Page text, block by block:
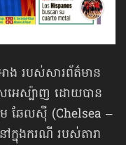
ាង របស់សារព័ត៌មាន
អេស្ប៉ាញ ដោយបាន
ម ឆែលស៊ី (Chelsea –
នុងករណី របស់តារា